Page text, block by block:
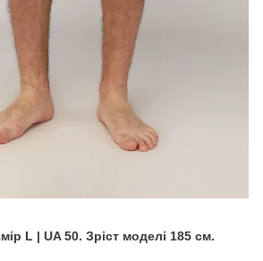
L | UA 50. Зріст моделі 185 см.